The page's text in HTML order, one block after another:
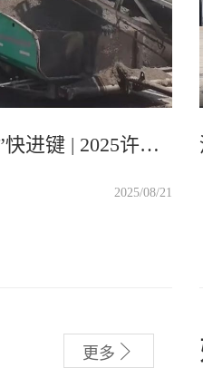
城市道路按下“焕新”快进键 | 2025许昌民生实事年中盘点（五）
2025/08/21
更多 